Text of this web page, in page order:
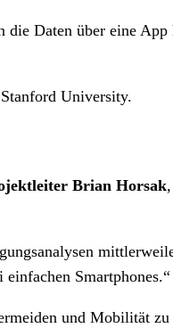
die Daten über eine
University.
Brian Horsak
Smartphones.“
und Mobilität